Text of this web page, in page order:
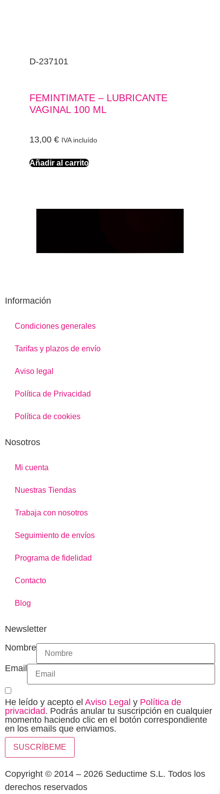
D-237101
FEMINTIMATE – LUBRICANTE
VAGINAL 100 ML
13,00 € IVA incluído
Añadir al carrito
Información
Condiciones generales
Tarifas y plazos de envío
Aviso legal
Política de Privacidad
Política de cookies
Nosotros
Mi cuenta
Nuestras Tiendas
Trabaja con nosotros
Seguimiento de envíos
Programa de fidelidad
Contacto
Blog
Newsletter
Nombre
Email
He leído y acepto el Aviso Legal y Política de
privacidad. Podrás anular tu suscripción en cualquier
momento haciendo clic en el botón correspondiente
en los emails que enviamos.
SUSCRÍBEME
Copyright © 2014 – 2026 Seductime S.L. Todos los
derechos reservados